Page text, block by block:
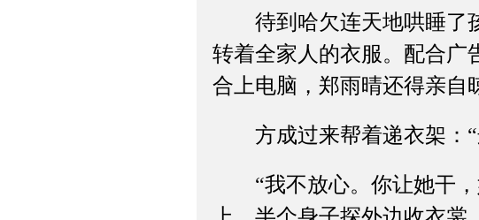
待到哈欠连天地哄睡了孩
转着全家人的衣服。配合广
合上电脑，郑雨晴还得亲自
方成过来帮着递衣架：“
“我不放心。你让她干，